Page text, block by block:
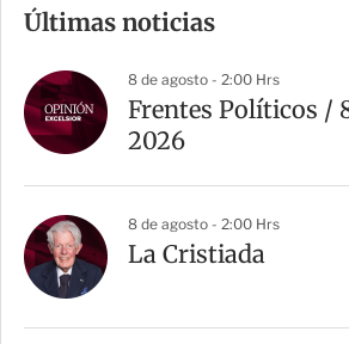
p
a
r
t
Últimas noticias
8 de agosto - 2:00 Hrs
Frentes Políticos /
2026
8 de agosto - 2:00 Hrs
La Cristiada